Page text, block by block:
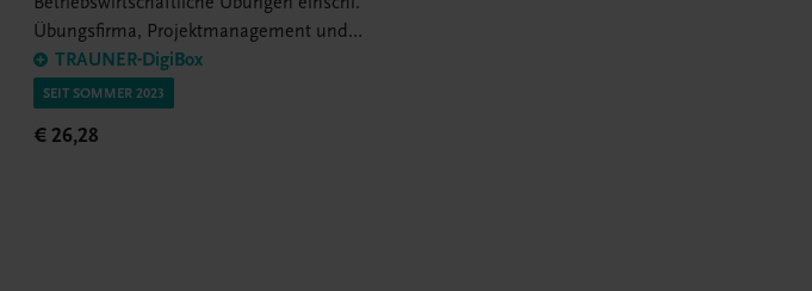
Übungsfirma, Projektmanagement und
Projektarbeit
TRAUNER-DigiBox
SEIT SOMMER 2023
€ 26,28